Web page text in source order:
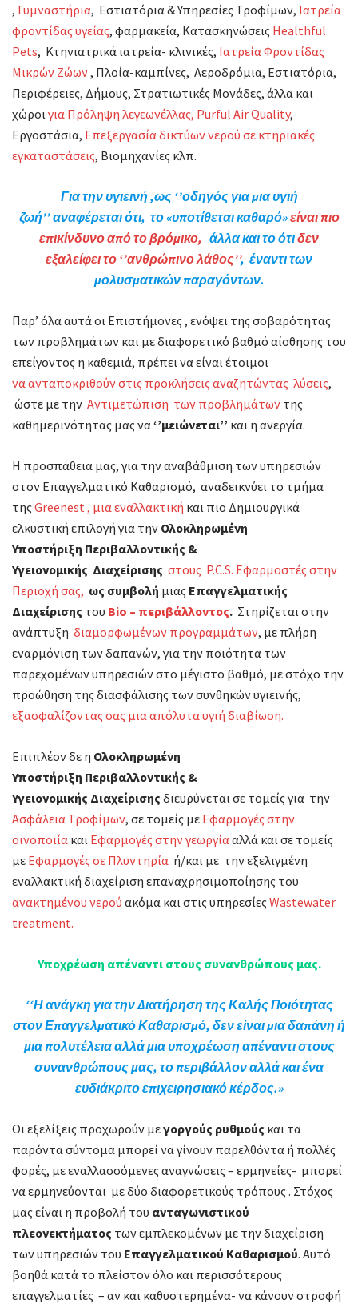
, Γυμναστήρια, Εστιατόρια & Υπηρεσίες Τροφίμων, Ιατρεία
φροντίδας υγείας, φαρμακεία, Κατασκηνώσεις Healthful
Pets, Κτηνιατρικά ιατρεία- κλινικές, Ιατρεία Φροντίδας
Μικρών Ζώων, Πλοία-καμπίνες, Αεροδρόμια, Εστιατόρια,
Περιφέρειες, Δήμους, Στρατιωτικές Μονάδες, άλλα και
χώροιγια Πρόληψη λεγεωνέλλας, Purful Air Quality,
Εργοστάσια, Επεξεργασία δικτύων νερού σε κτηριακές
εγκαταστάσεις, Βιομηχανίες κλπ.
Για την υγιεινή ,ως ‘’οδηγός για μια υγιή
ζωή’’ αναφέρεται ότι, το «υποτίθεται καθαρό»είναι πιο
επικίνδυνο από το βρόμικο, άλλα και το ότιδεν
εξαλείφει το ‘’ανθρώπινο λάθος’’, έναντι των
μολυσματικών παραγόντων.
Παρ’ όλα αυτά οι Επιστήμονες , ενόψει της σοβαρότητας
των προβλημάτων και με διαφορετικό βαθμό αίσθησης του
επείγοντος η καθεμιά, πρέπει να είναι έτοιμοι
να ανταποκριθούν στις προκλήσεις αναζητώντας λύσεις,
ώστε με την Αντιμετώπιση των προβλημάτων της
καθημερινότητας μας να ‘’μειώνεται’’ και η ανεργία.
Η προσπάθεια μας, για την αναβάθμιση των υπηρεσιών
στον Επαγγελματικό Καθαρισμό, αναδεικνύει το τμήμα
τηςGreenest , μια εναλλακτική και πιο Δημιουργικά
ελκυστική επιλογή για την Ολοκληρωμένη
Υποστήριξη Περιβαλλοντικής &
Υγειονομικής Διαχείρισης στους P.C.S. Εφαρμοστές στην
Περιοχή σας, ως συμβολή μιας Επαγγελματικής
Διαχείρισης του Bio – περιβάλλοντος. Στηρίζεται στην
ανάπτυξη διαμορφωμένων προγραμμάτων, με πλήρη
εναρμόνιση των δαπανών, για την ποιότητα των
παρεχομένων υπηρεσιών στο μέγιστο βαθμό, με στόχο την
προώθηση της διασφάλισης των συνθηκών υγιεινής,
εξασφαλίζοντας σας μια απόλυτα υγιή διαβίωση.
Επιπλέον δε η Ολοκληρωμένη
Υποστήριξη Περιβαλλοντικής &
Υγειονομικής Διαχείρισης διευρύνεται σε τομείς για την
Ασφάλεια Τροφίμων, σε τομείς με Εφαρμογές στην
οινοποιία και Εφαρμογές στην γεωργία αλλά και σε τομείς
με Εφαρμογές σε Πλυντηρία ή/και με την εξελιγμένη
εναλλακτική διαχείριση επαναχρησιμοποίησης του
ανακτημένου νερού ακόμα και στις υπηρεσίεςWastewater
treatment.
Υποχρέωση απέναντι στους συνανθρώπους μας.
‘‘Η ανάγκη για την Διατήρηση της Καλής Ποιότητας
στον Επαγγελματικό Καθαρισμό, δεν είναι μια δαπάνη ή
μια πολυτέλεια αλλά μια υποχρέωση απέναντι στους
συνανθρώπους μας, το περιβάλλον αλλά και ένα
ευδιάκριτο επιχειρησιακόκέρδος.»
Οι εξελίξεις προχωρούν μεγοργούς ρυθμούς και τα
παρόντα σύντομα μπορεί να γίνουν παρελθόντα ή πολλές
φορές, με εναλλασσόμενες αναγνώσεις – ερμηνείες- μπορεί
να ερμηνεύονται με δύο διαφορετικούς τρόπους . Στόχος
μας είναι η προβολή του ανταγωνιστικού
πλεονεκτήματος των εμπλεκομένων με την διαχείριση
των υπηρεσιών του Επαγγελματικού Καθαρισμού. Αυτό
βοηθά κατά το πλείστον όλο και περισσότερους
επαγγελματίες – αν και καθυστερημένα- να κάνουν στροφή